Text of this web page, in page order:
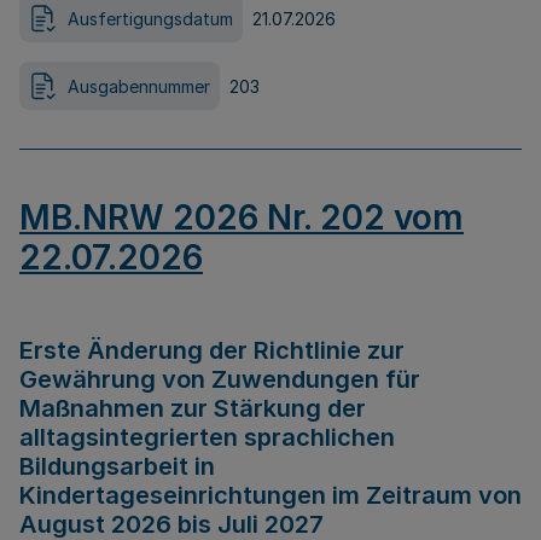
Ausfertigungsdatum 21.07.2026
Ausgabennummer 203
MB.NRW 2026 Nr. 202 vom
22.07.2026
Erste Änderung der Richtlinie zur
Gewährung von Zuwendungen für
Maßnahmen zur Stärkung der
alltagsintegrierten sprachlichen
Bildungsarbeit in
Kindertageseinrichtungen im Zeitraum von
August 2026 bis Juli 2027